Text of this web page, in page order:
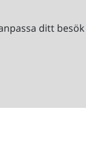
ditt